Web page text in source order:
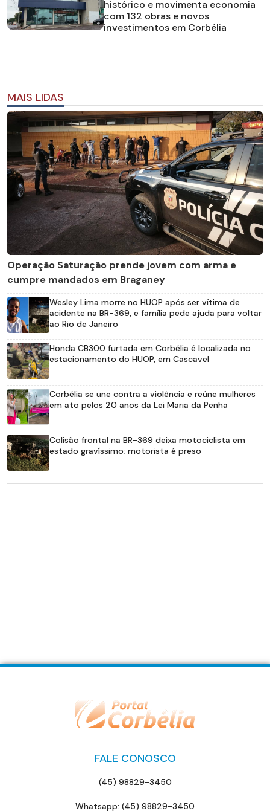
histórico e movimenta economia
com 132 obras e novos
investimentos em Corbélia
MAIS LIDAS
Operação Saturação prende jovem com arma e
cumpre mandados em Braganey
Wesley Lima morre no HUOP após ser vítima de
acidente na BR-369, e família pede ajuda para voltar
ao Rio de Janeiro
Honda CB300 furtada em Corbélia é localizada no
estacionamento do HUOP, em Cascavel
Corbélia se une contra a violência e reúne mulheres
em ato pelos 20 anos da Lei Maria da Penha
Colisão frontal na BR-369 deixa motociclista em
estado gravíssimo; motorista é preso
FALE CONOSCO
(45) 98829-3450
Whatsapp: (45) 98829-3450